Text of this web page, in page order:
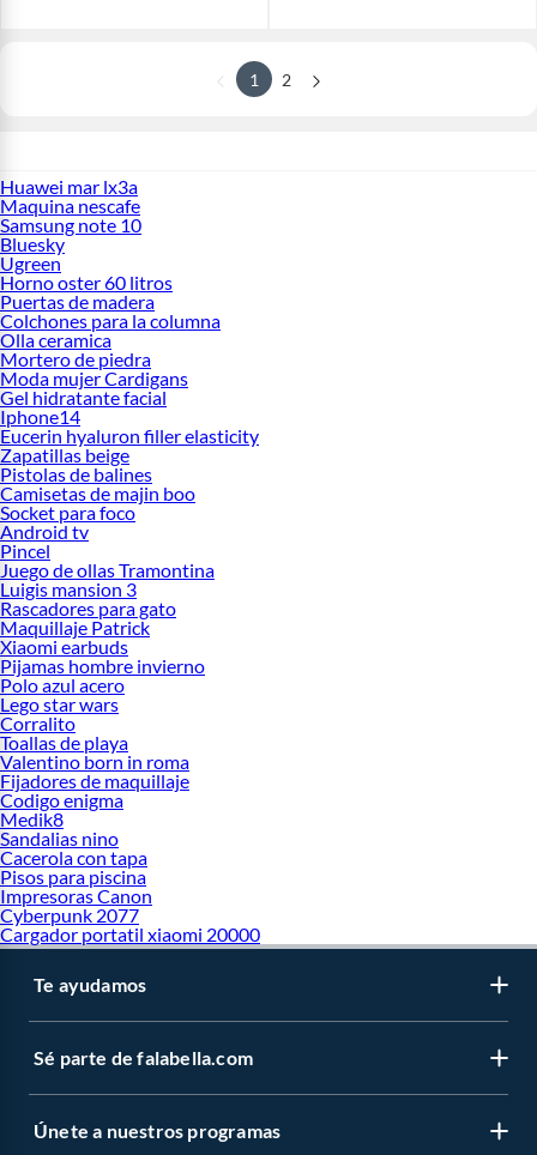
1 2
Huawei mar lx3a
Maquina nescafe
Samsung note 10
Bluesky
Ugreen
Horno oster 60 litros
Puertas de madera
Colchones para la columna
Olla ceramica
Mortero de piedra
Moda mujer Cardigans
Gel hidratante facial
Iphone14
Eucerin hyaluron filler elasticity
Zapatillas beige
Pistolas de balines
Camisetas de majin boo
Socket para foco
Android tv
Pincel
Juego de ollas Tramontina
Luigis mansion 3
Rascadores para gato
Maquillaje Patrick
Xiaomi earbuds
Pijamas hombre invierno
Polo azul acero
Lego star wars
Corralito
Toallas de playa
Valentino born in roma
Fijadores de maquillaje
Codigo enigma
Medik8
Sandalias nino
Cacerola con tapa
Pisos para piscina
Impresoras Canon
Cyberpunk 2077
Cargador portatil xiaomi 20000
Te ayudamos
Sé parte de falabella.com
Únete a nuestros programas